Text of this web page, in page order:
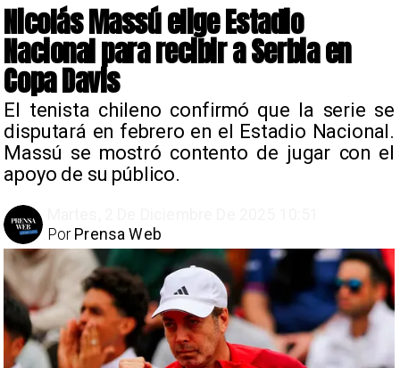
Nicolás Massú elige Estadio
Nacional para recibir a Serbia en
Copa Davis
El tenista chileno confirmó que la serie se
disputará en febrero en el Estadio Nacional.
Massú se mostró contento de jugar con el
apoyo de su público.
Prensa Web
Por